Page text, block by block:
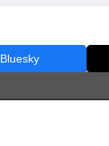
Bluesky